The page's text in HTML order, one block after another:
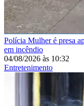
Polícia Mulher é presa
em incêndio
04/08/2026 às 10:32
Entretenimento